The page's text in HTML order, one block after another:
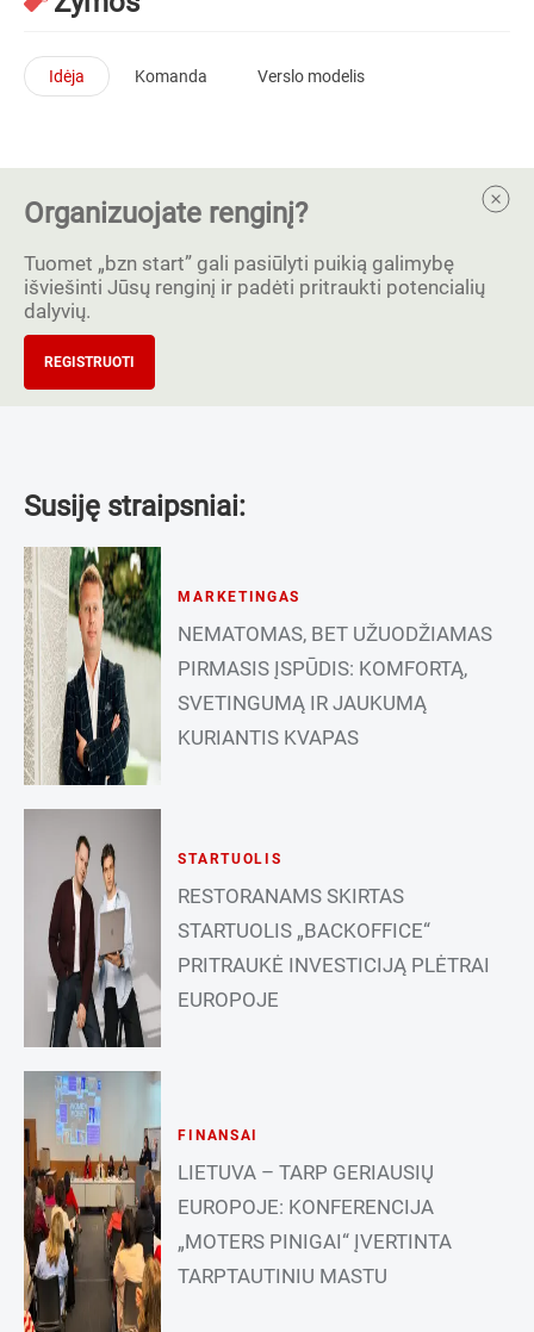
Idėja Komanda Verslo modelis
Organizuojate renginį?
Tuomet „bzn start” gali pasiūlyti puikią galimybę
išviešinti Jūsų renginį ir padėti pritraukti potencialių
dalyvių.
REGISTRUOTI
Susiję straipsniai:
MARKETINGAS
NEMATOMAS, BET UŽUODŽIAMAS
PIRMASIS ĮSPŪDIS: KOMFORTĄ,
SVETINGUMĄ IR JAUKUMĄ
KURIANTIS KVAPAS
STARTUOLIS
RESTORANAMS SKIRTAS
STARTUOLIS „BACKOFFICE“
PRITRAUKĖ INVESTICIJĄ PLĖTRAI
EUROPOJE
FINANSAI
LIETUVA – TARP GERIAUSIŲ
EUROPOJE: KONFERENCIJA
„MOTERS PINIGAI“ ĮVERTINTA
TARPTAUTINIU MASTU